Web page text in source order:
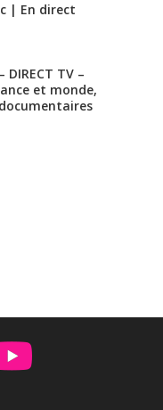
| En direct
TV –
et monde,